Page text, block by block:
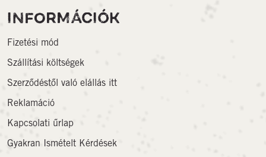
INFORMÁCIÓK
Fizetési mód
Szállítási költségek
Szerződéstől való elállás itt
Reklamáció
Kapcsolati űrlap
Gyakran Ismételt Kérdések